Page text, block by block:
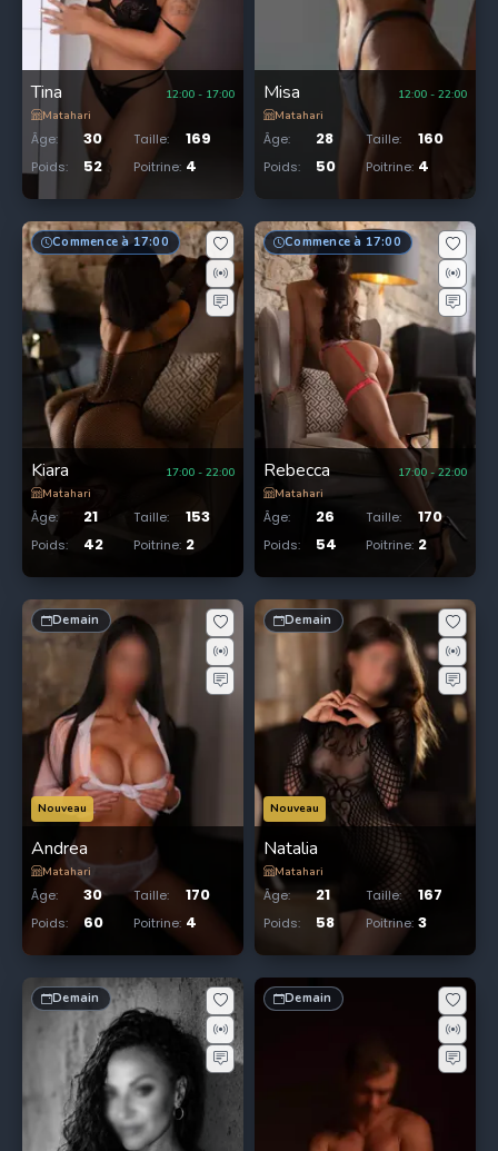
Tina 12:00 - 17:00
Matahari
Âge: 30 Taille: 169
Poids: 52 Poitrine: 4
Misa 12:00 - 22:00
Matahari
Âge: 28 Taille: 160
Poids: 50 Poitrine: 4
Commence à 17:00
Kiara 17:00 - 22:00
Matahari
Âge: 21 Taille: 153
Poids: 42 Poitrine: 2
Commence à 17:00
Rebecca 17:00 -22:00
Matahari
Âge: 26 Taille: 170
Poids: 54 Poitrine: 2
Nouveau
Demain
Andrea
Matahari
Âge: 30 Taille: 170
Poids: 60 Poitrine: 4
Nouveau
Demain
Natalia
Matahari
Âge: 21 Taille: 167
Poids: 58 Poitrine: 3
Demain Demain